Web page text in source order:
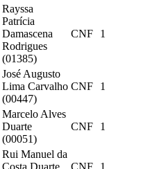
Rayssa
Patrícia
Damascena
Rodrigues
(01385)
CNF 1
José Augusto
Lima Carvalho
(00447)
CNF 1
Marcelo Alves
Duarte
(00051)
CNF 1
Rui Manuel da
Costa Duarte
CNF 1